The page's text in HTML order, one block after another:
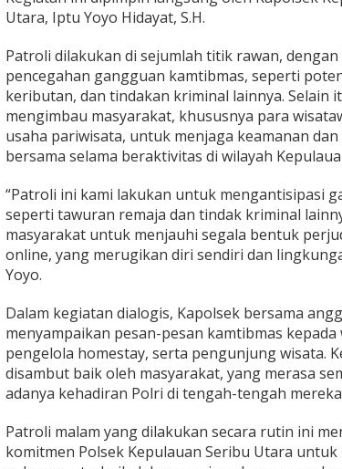
p
a
s
i
a
n
g
u
n
K
t
b
m
a
s
Utara, Iptu Yoyo Hidayat, S.H.
Patroli dilakukan di sejumlah titik rawan,
pencegahan gangguan kamtibmas, seperti
keributan, dan tindakan kriminal lainnya. Selain
mengimbau masyarakat, khususnya para
usaha pariwisata, untuk menjaga keamanan
bersama selama beraktivitas di wilayah
“Patroli ini kami lakukan untuk mengantisipasi
seperti tawuran remaja dan tindak kriminal
masyarakat untuk menjauhi segala bentuk
online, yang merugikan diri sendiri dan
Yoyo.
Dalam kegiatan dialogis, Kapolsek bersama
menyampaikan pesan-pesan kamtibmas
pengelola homestay, serta pengunjung wisata.
disambut baik oleh masyarakat, yang merasa
adanya kehadiran Polri di tengah-tengah
Patroli malam yang dilakukan secara rutin ini
komitmen Polsek Kepulauan Seribu Utara